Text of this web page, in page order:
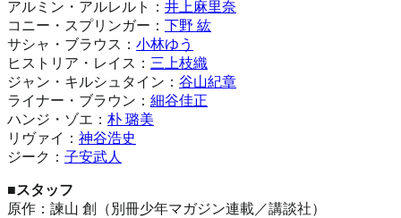
アルミン・アルレルト： 井上麻里奈
コニー・スプリンガー： 下野 紘
サシャ・ブラウス： 小林ゆう
ヒストリア・レイス： 三上枝織
ジャン・キルシュタイン： 谷山紀章
ライナー・ブラウン： 細谷佳正
ハンジ・ゾエ： 朴 璐美
リヴァイ： 神谷浩史
ジーク： 子安武人
■スタッフ
原作：諫山 創（別冊少年マガジン連載／講談社）